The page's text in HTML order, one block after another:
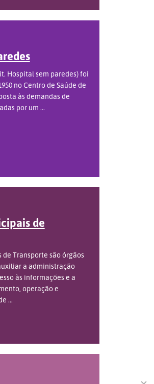
Hospital sem paredes) foi
no Centro de Saúde de
às demandas de
por um ...
de
de Transporte são órgãos
a administração
às informações e a
operação e
...